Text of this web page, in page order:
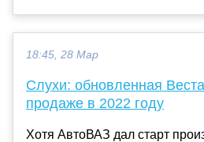
18:45, 28 Мар
Слухи: обновленная
продаже в 2022 году
Хотя АвтоВАЗ дал старт